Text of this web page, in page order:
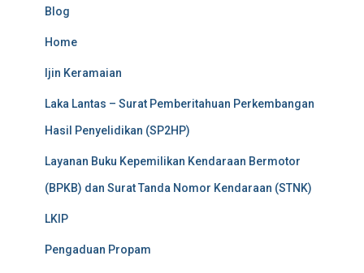
Blog
Home
Ijin Keramaian
Laka Lantas – Surat Pemberitahuan Perkembangan
Hasil Penyelidikan (SP2HP)
Layanan Buku Kepemilikan Kendaraan Bermotor
(BPKB) dan Surat Tanda Nomor Kendaraan (STNK)
LKIP
Pengaduan Propam